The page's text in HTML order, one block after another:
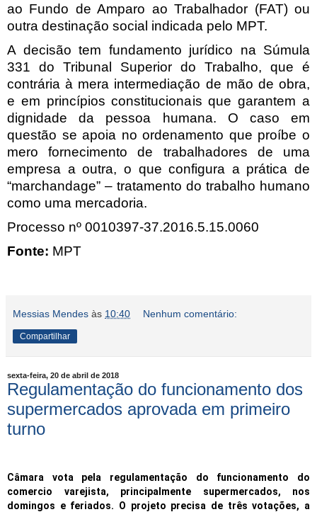
ao Fundo de Amparo ao Trabalhador (FAT) ou
outra destinação social indicada pelo MPT.
A decisão tem fundamento jurídico na Súmula
331 do Tribunal Superior do Trabalho, que é
contrária à mera intermediação de mão de obra,
e em princípios constitucionais que garantem a
dignidade da pessoa humana. O caso em
questão se apoia no ordenamento que proíbe o
mero fornecimento de trabalhadores de uma
empresa a outra, o que configura a prática de
“marchandage” – tratamento do trabalho humano
como uma mercadoria.
Processo nº 0010397-37.2016.5.15.0060
Fonte: MPT
Messias Mendes às 10:40 Nenhum comentário:
Compartilhar
sexta-feira, 20 de abril de 2018
Regulamentação do funcionamento dos
supermercados aprovada em primeiro
turno
Câmara vota pela regulamentação do funcionamento do
comercio varejista, principalmente supermercados, nos
domingos e feriados. O projeto precisa de três votações, a